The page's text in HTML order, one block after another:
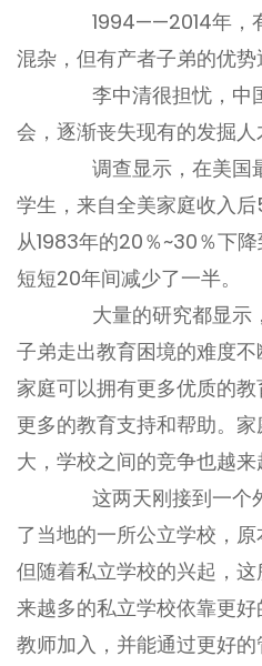
1994——2014年，有
混杂，但有产者子弟的优势
李中清很担忧，中
会，逐渐丧失现有的发掘人
调查显示，在美国
学生，来自全美家庭收入
从1983年的20％~30％下降
短短20年间减少了一半。
大量的研究都显示
子弟走出教育困境的难度
家庭可以拥有更多优质的
更多的教育支持和帮助。
大，学校之间的竞争也越来
这两天刚接到一个
了当地的一所公立学校，
但随着私立学校的兴起，
来越多的私立学校依靠更
教师加入，并能通过更好的